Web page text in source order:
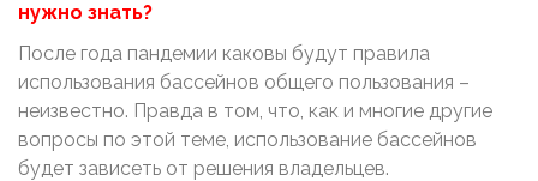
нужно знать?
После года пандемии каковы будут правила
использования бассейнов общего пользования –
неизвестно. Правда в том, что, как и многие другие
вопросы по этой теме, использование бассейнов
будет зависеть от решения владельцев.